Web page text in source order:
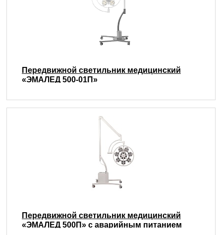
Передвижной светильник медицинский
«ЭМАЛЕД 500-01П»
Передвижной светильник медицинский
«ЭМАЛЕД 500П» с аварийным питанием